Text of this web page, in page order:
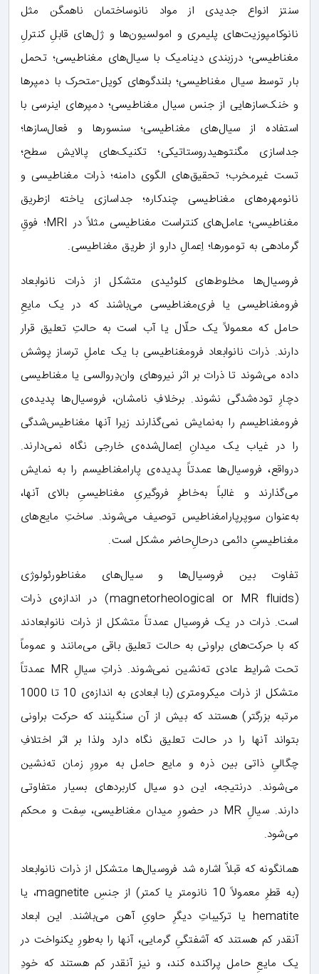
سنتز انواع جدیدی از مواد نانوساختمان ناهمگن مثل
نانوکامپوزیت‌های پلیمری و امولسیون‌ها و ژل‌های قابلِ کنترلِ
مغناطیسی؛ درزبندی دینامیک با سیال‌های مغناطیسی؛ تحمل
بار توسط سیال مغناطیسی؛ بلندگوهای کویل-متحرک با دمپرها
و خنک‌سازهایی از جنس سیال مغناطیسی؛ دمپرهای اینرسی با
استفاده از سیال‌های مغناطیسی؛ سنسورها و فعال‌سازها؛
جداسازی مگنتوهیدروستاتیکی؛ تکنیک‌های پالایش سطح؛
تست غیرمخرب؛ تحقیق‌های الگوی دامنه؛ ذرات مغناطیسی و
نانومهره‌های مغناطیسی چندکاره؛ جداسازی یاخته ازطریق
مغناطیسی؛ عامل‌های کنتراست مغناطیسی مثلاً در MRI؛ فوقِ
گرمادهی به تومورها؛ اِعمالِ دارو از طریق مغناطیسی.
فروسیال‌ها مخلوط‌های کلوئیدی متشکل از ذرات نانوابعاد
فرومغناطیسی یا فری‌مغناطیسی می‌باشند که در یک مایعِ
حامل که معمولاً یک حلّال یا آب است به حالتِ تعلیق قرار
دارند. ذرات نانوابعاد فرومغناطیسی با یک عاملِ ترساز پوشش
داده می‌شوند تا ذرات بر اثر نیروهای وان‌دِروالسی یا مغناطیسی
دچارِ توده‌شدگی نشوند. برخلافِ نامشان، فروسیال‌ها پدیده‌ی
فرومغناطیسم را به‌نمایش نمی‌گذارند زیرا آنها مغناطیس‌شدگی
را در غیاب یک میدانِ اِعمال‌شده‌ی خارجی نگاه نمی‌دارند.
درواقع، فروسیال‌ها عمدتاً پدیده‌ی پارامغناطیسم را به نمایش
می‌گذارند و غالباً به‌خاطرِ فروگیریِ مغناطیسیِ بالای آنها،
به‌عنوان سوپرپارامغناطیس توصیف می‌شوند. ساختِ مایع‌های
مغناطیسیِ دائمی درحالِ‌حاضر مشکل است.
تفاوت بین فروسیال‌ها و سیال‌های مغناطورئولوژی
(magnetorheological or MR fluids) در اندازه‌ی ذرات
است. ذرات در یک فروسیال عمدتاً متشکل از ذرات نانوابعادند
که با حرکت‌های براونی به حالت تعلیق باقی می‌مانند و عموماً
تحت شرایط عادی ته‌نشین نمی‌شوند. ذراتِ سیالِ MR عمدتاً
متشکل از ذرات میکرومتری (با ابعادی به اندازه‌ی 10 تا 1000
مرتبه بزرگتر) هستند که بیش از آن سنگینند که حرکت براونی
بتواند آنها را در حالت تعلیق نگاه دارد ولذا بر اثر اختلافِ
چگالیِ ذاتی بین ذره و مایع حامل به مرورِ زمان ته‌نشین
می‌شوند. درنتیجه، این دو سیال کاربردهای بسیار متفاوتی
دارند. سیالِ MR در حضورِ میدان مغناطیسی، سِفت و محکم
می‌شود.
همانگونه که قبلاٌ اشاره شد فروسیال‌ها متشکل از ذرات نانوابعاد
(به قطرِ معمولاً 10 نانومتر یا کمتر) از جنسِ magnetite، یا
hematite یا ترکیباتِ دیگرِ حاویِ آهن می‌باشند. این ابعاد
آنقدر کم هستند که آشفتگیِ گرمایی، آنها را به‌طورِ یکنواخت در
یک مایعِ حامل پراکنده کند، و نیز آنقدر کم هستند که خودِ